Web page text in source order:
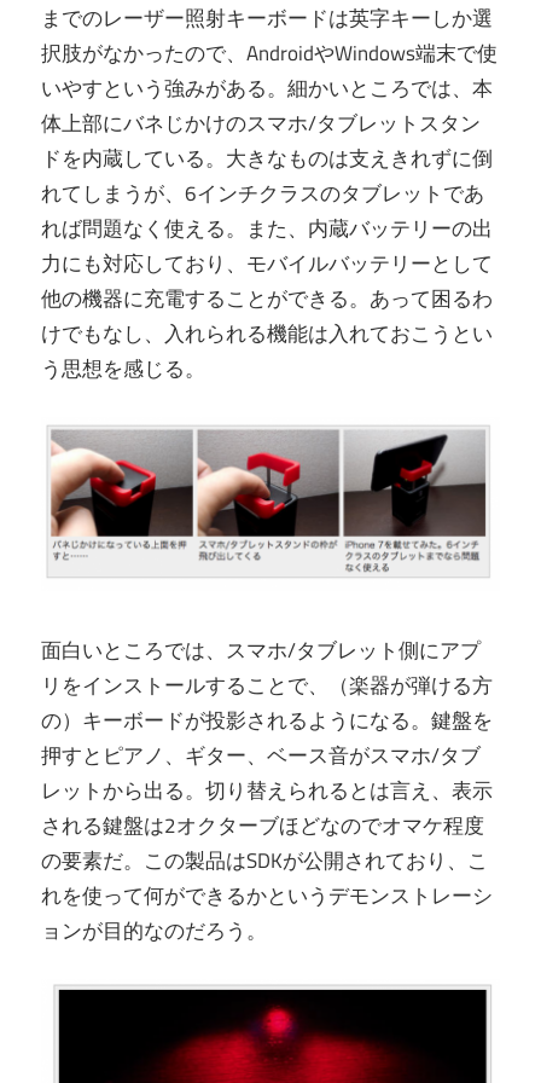
までのレーザー照射キーボードは英字キーしか選
択肢がなかったので、AndroidやWindows端末で使
いやすという強みがある。細かいところでは、本
体上部にバネじかけのスマホ/タブレットスタン
ドを内蔵している。大きなものは支えきれずに倒
れてしまうが、6インチクラスのタブレットであ
れば問題なく使える。また、内蔵バッテリーの出
力にも対応しており、モバイルバッテリーとして
他の機器に充電することができる。あって困るわ
けでもなし、入れられる機能は入れておこうとい
う思想を感じる。
面白いところでは、スマホ/タブレット側にアプ
リをインストールすることで、（楽器が弾ける方
の）キーボードが投影されるようになる。鍵盤を
押すとピアノ、ギター、ベース音がスマホ/タブ
レットから出る。切り替えられるとは言え、表示
される鍵盤は2オクターブほどなのでオマケ程度
の要素だ。この製品はSDKが公開されており、こ
れを使って何ができるかというデモンストレーシ
ョンが目的なのだろう。